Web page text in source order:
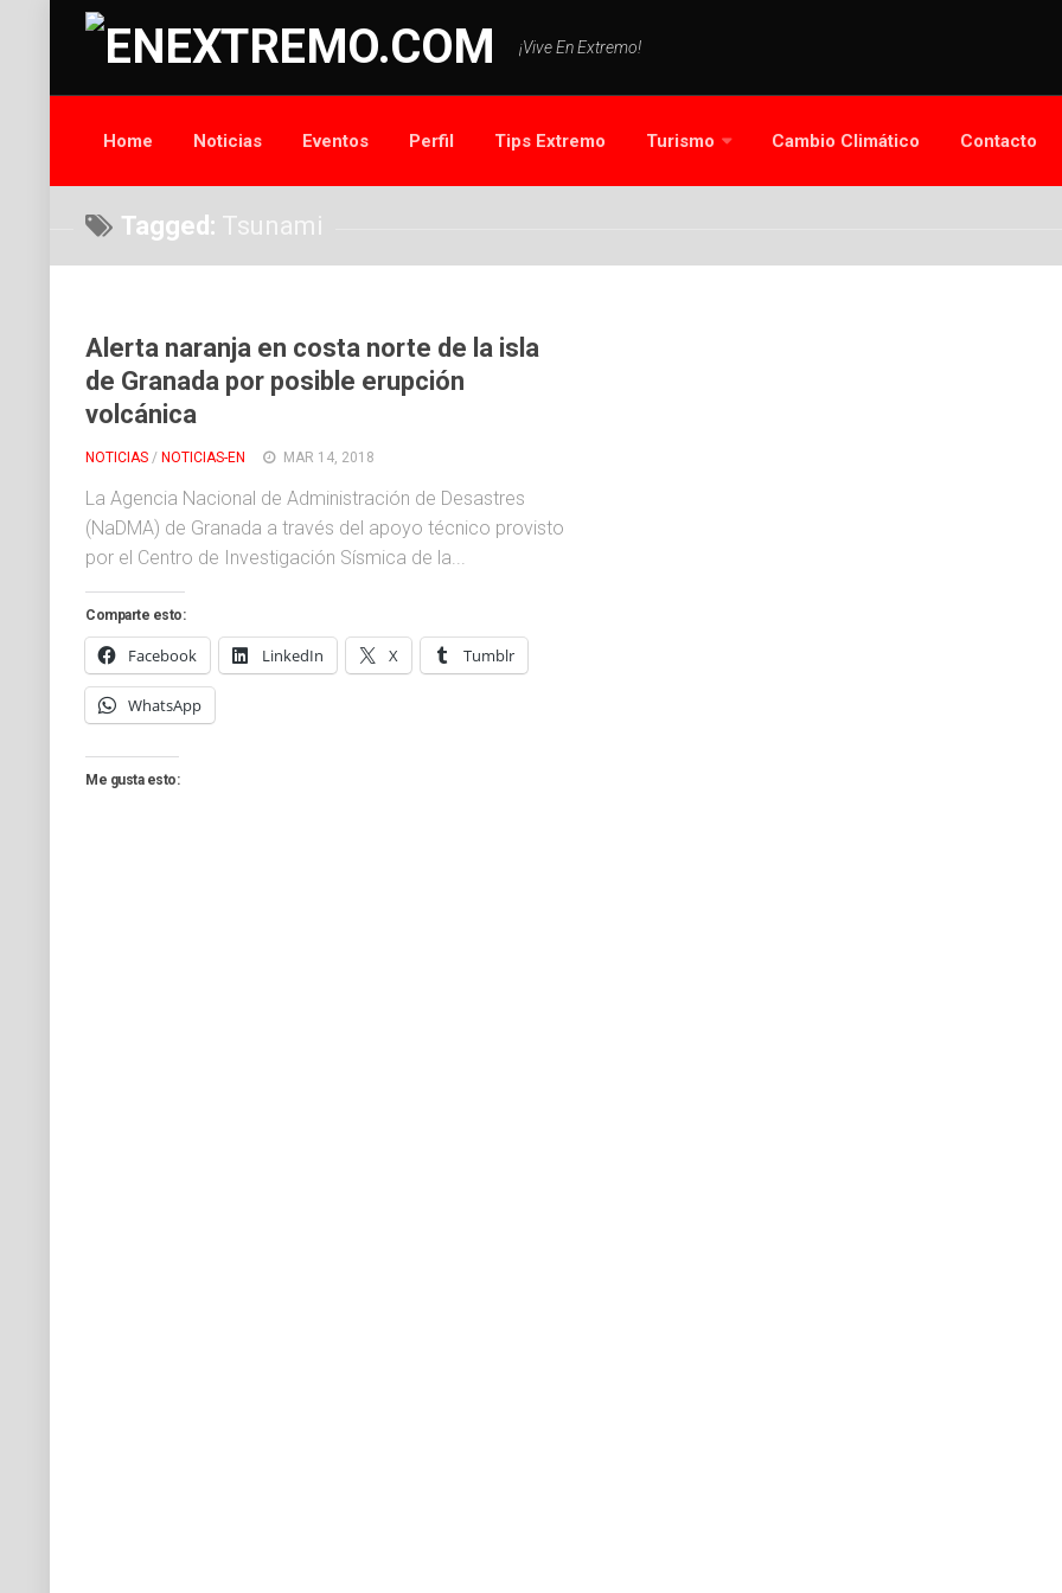
¡Vive En Extremo!
Home Noticias Eventos Perfil Tips Extremo Turismo Cambio Climático Contacto
Tagged: Tsunami
Alerta naranja en costa norte de la isla
de Granada por posible erupción
volcánica
NOTICIAS / NOTICIAS-EN MAR 14, 2018
La Agencia Nacional de Administración de Desastres
(NaDMA) de Granada a través del apoyo técnico provisto
por el Centro de Investigación Sísmica de la...
Comparte esto:
Facebook LinkedIn X Tumblr
WhatsApp
Me gusta esto: